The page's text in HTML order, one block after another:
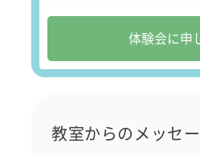
体験会に申
教室からのメッセ